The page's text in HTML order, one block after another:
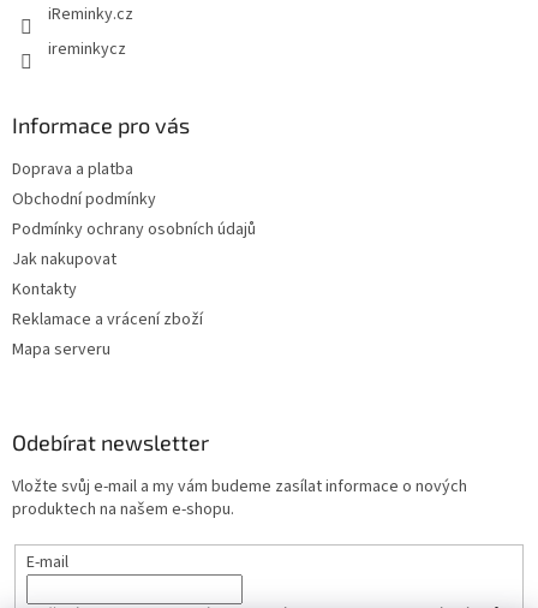
iReminky.cz
ireminkycz
Informace pro vás
Doprava a platba
Obchodní podmínky
Podmínky ochrany osobních údajů
Jak nakupovat
Kontakty
Reklamace a vrácení zboží
Mapa serveru
Odebírat newsletter
Vložte svůj e-mail a my vám budeme zasílat informace o nových
produktech na našem e-shopu.
E-mail